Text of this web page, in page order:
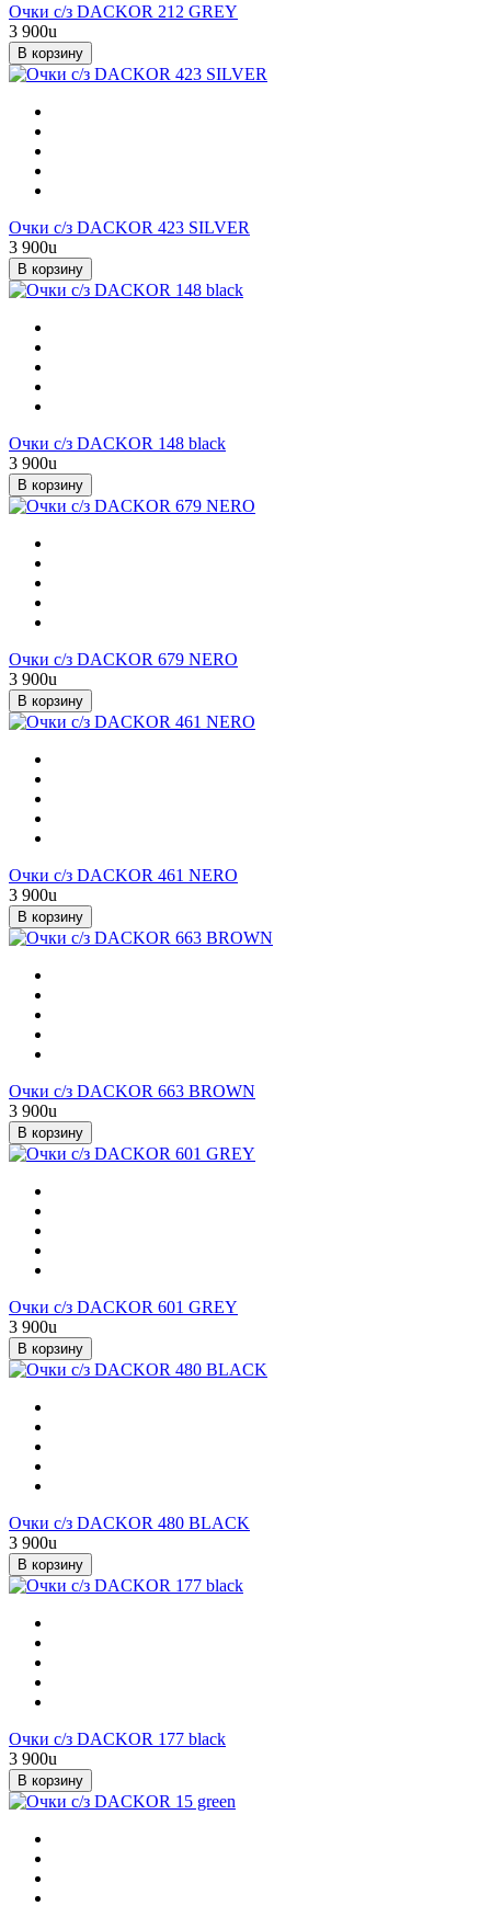
Очки с/з DACKOR 212 GREY
3 900u
В корзину
Очки с/з DACKOR 423 SILVER
3 900u
В корзину
Очки с/з DACKOR 148 black
3 900u
В корзину
Очки с/з DACKOR 679 NERO
3 900u
В корзину
Очки с/з DACKOR 461 NERO
3 900u
В корзину
Очки с/з DACKOR 663 BROWN
3 900u
В корзину
Очки с/з DACKOR 601 GREY
3 900u
В корзину
Очки с/з DACKOR 480 BLACK
3 900u
В корзину
Очки с/з DACKOR 177 black
3 900u
В корзину